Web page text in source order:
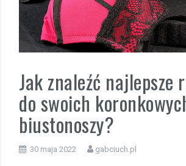
Jak znaleźć najlepsze
do swoich
biustonoszy?
30 maja 2022 gabciuch.pl